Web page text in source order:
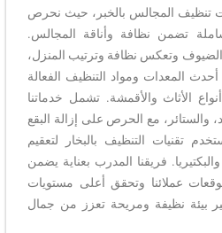
تنظيف المجالس بالخبر، حيث نحرص
تضمن نظافة وأناقة المجالس.
وتعكس نظافة وترتيب المنزل،
المعدات ومواد التنظيف الفعالة
الأثاث والأقمشة. تشمل خدماتنا
والستائر، مع الحرص على إزالة البقع
تقنيات التنظيف بالبخار لتعقيم
فريقنا المدرب بعناية يضمن
عملائنا وتحقق أعلى مستويات
بيئة نظيفة ومريحة تعزز من جمال